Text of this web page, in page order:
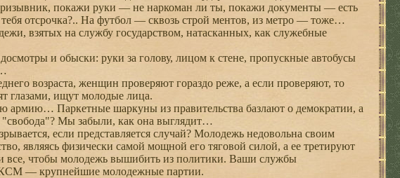
покажи руки — не наркоман ли ты, покажи документы — есть
отсрочка?.. На футбол — сквозь строй ментов, из метро — тоже…
взятых на службу государством, натасканных, как служебные
и обыски: руки за голову, лицом к стене, пропускные автобусы
возраста, женщин проверяют гораздо реже, а если проверяют, то
глазами, ищут молодые лица.
армию… Паркетные шаркуны из правительства базлают о демократии, а
"свобода"? Мы забыли, как она выглядит…
если представляется случай? Молодежь недовольна своим
являясь физически самой мощной его тяговой силой, а ее третируют
все, чтобы молодежь вышибить из политики. Ваши службы
— крупнейшие молодежные партии.